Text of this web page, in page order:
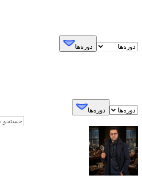
دوره‌ها
دوره‌ها